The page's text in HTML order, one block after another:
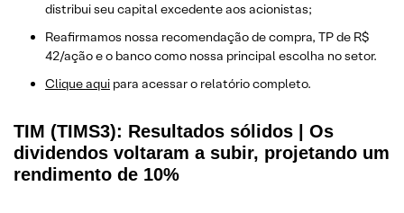
distribui seu capital excedente aos acionistas;
Reafirmamos nossa recomendação de compra, TP de R$
42/ação e o banco como nossa principal escolha no setor.
Clique aqui para acessar o relatório completo.
TIM (TIMS3): Resultados sólidos | Os
dividendos voltaram a subir, projetando um
rendimento de 10%